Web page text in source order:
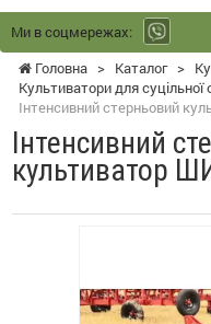
Ми в соцмережах:
Головна > Каталог >
Культиватори для суцільної
Інтенсивний стерньовий
Інтенсивний
культиватор